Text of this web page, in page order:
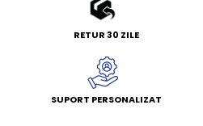
RETUR 30 ZILE
SUPORT PERSONALIZAT